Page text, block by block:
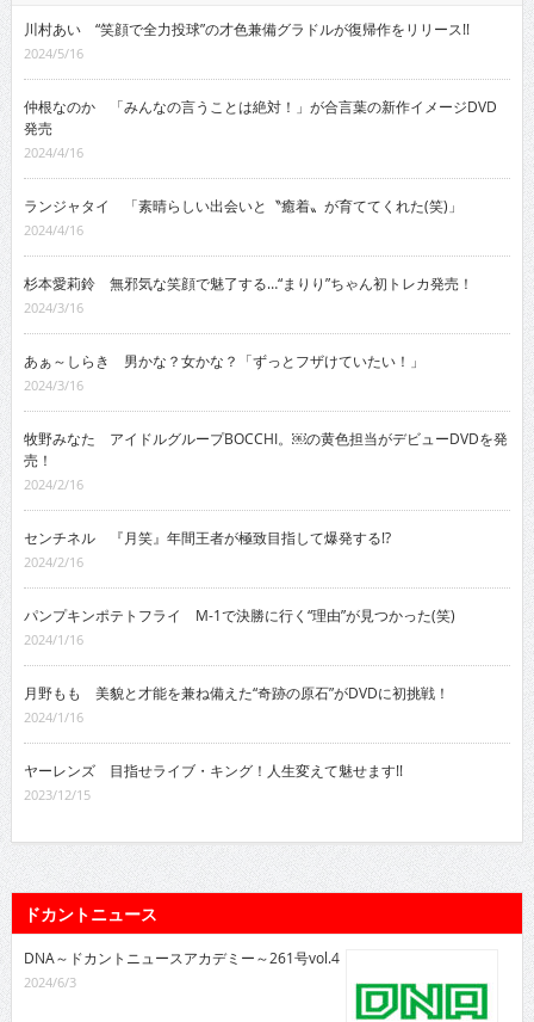
川村あい “笑顔で全力投球”の才色兼備グラドルが復帰作をリリース!!
2024/5/16
仲根なのか 「みんなの言うことは絶対！」が合言葉の新作イメージDVD
発売
2024/4/16
ランジャタイ 「素晴らしい出会いと〝癒着〟が育ててくれた(笑)」
2024/4/16
杉本愛莉鈴 無邪気な笑顔で魅了する…“まりり”ちゃん初トレカ発売！
2024/3/16
あぁ～しらき 男かな？女かな？「ずっとフザけていたい！」
2024/3/16
牧野みなた アイドルグループBOCCHI。￼の黄色担当がデビューDVDを発
売！
2024/2/16
センチネル 『月笑』年間王者が極致目指して爆発する!?
2024/2/16
パンプキンポテトフライ M-1で決勝に行く“理由”が見つかった(笑)
2024/1/16
月野もも 美貌と才能を兼ね備えた“奇跡の原石”がDVDに初挑戦！
2024/1/16
ヤーレンズ 目指せライブ・キング！人生変えて魅せます!!
2023/12/15
ドカントニュース
DNA～ドカントニュースアカデミー～261号vol.4
2024/6/3